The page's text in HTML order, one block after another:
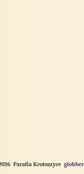
Parafia Krotoszyce